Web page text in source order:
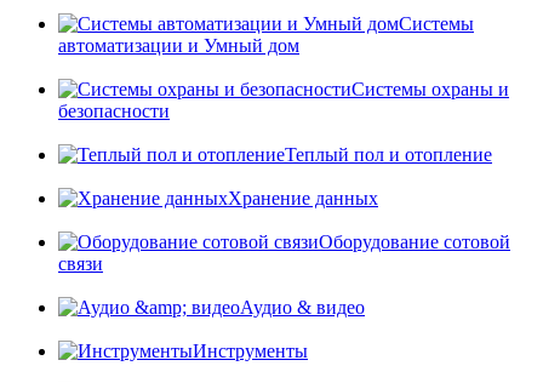
Системы
автоматизации и Умный дом
Системы охраны и
безопасности
Теплый пол и отопление
Хранение данных
Оборудование сотовой
связи
Аудио & видео
Инструменты